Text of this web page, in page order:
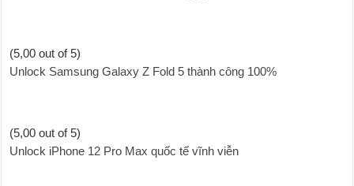
(5,00 out of 5)
Unlock Samsung Galaxy Z Fold 5 thành công 100%
(5,00 out of 5)
Unlock iPhone 12 Pro Max quốc tế vĩnh viễn